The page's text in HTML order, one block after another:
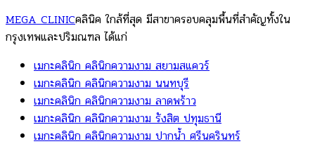
MEGA CLINICคลินิค ใกล้ที่สุด มีสาขาครอบคลุมพื้นที่สำคัญทั้งใน
กรุงเทพและปริมณฑล ได้แก่
เมกะคลินิก คลินิกความงาม สยามสแควร์
เมกะคลินิก คลินิกความงาม นนทบุรี
เมกะคลินิก คลินิกความงาม ลาดพร้าว
เมกะคลินิก คลินิกความงาม รังสิต ปทุมธานี
เมกะคลินิก คลินิกความงาม ปากน้ำ ศรีนครินทร์